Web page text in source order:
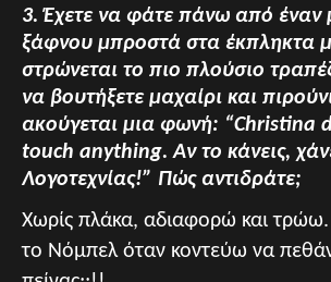
3. Έχετε να φάτε πάνω από έναν
ξάφνου μπροστά στα έκπληκτα
στρώνεται το πιο πλούσιο
να βουτήξετε μαχαίρι και
ακούγεται μια φωνή: “Christina
touch anything. Αν το κάνεις,
Λογοτεχνίας!” Πώς αντιδράτε;
Χωρίς πλάκα, αδιαφορώ και τρώω.
το Νόμπελ όταν κοντεύω να